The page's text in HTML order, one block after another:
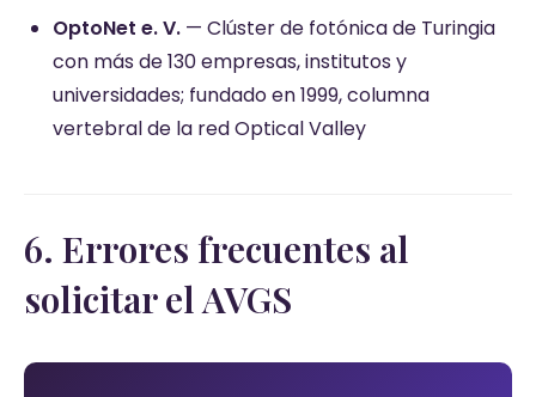
OptoNet e. V. — Clúster de fotónica de Turingia
con más de 130 empresas, institutos y
universidades; fundado en 1999, columna
vertebral de la red Optical Valley
6. Errores frecuentes al
solicitar el AVGS